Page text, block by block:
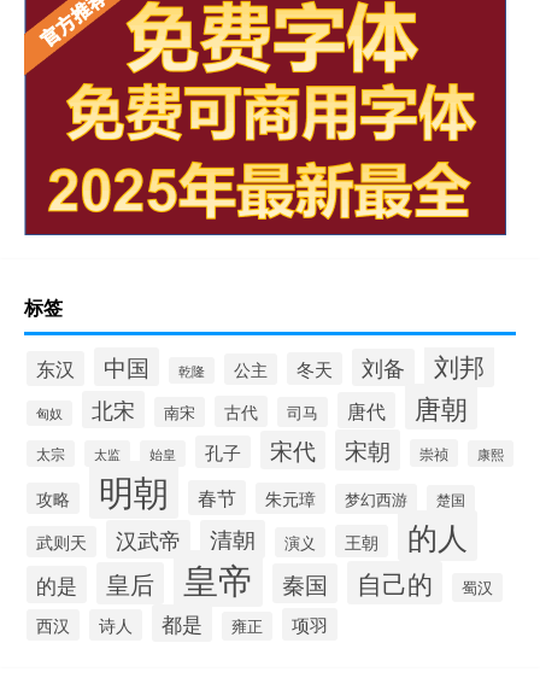
标签
东汉 中国 乾隆 公主 冬天 刘备 刘邦
匈奴 北宋 南宋 古代 司马 唐代 唐朝
太宗 太监 始皇 孔子 宋代 宋朝 崇祯 康熙
攻略 明朝 春节 朱元璋 梦幻西游 楚国
武则天 汉武帝 清朝 演义 王朝 的人
的是 皇后 皇帝 秦国 自己的 蜀汉
西汉 诗人 都是 雍正 项羽